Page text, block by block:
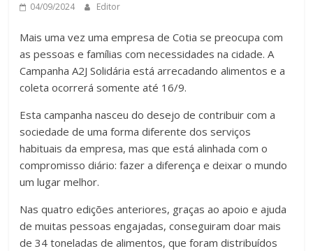
04/09/2024 Editor
Mais uma vez uma empresa de Cotia se preocupa com
as pessoas e famílias com necessidades na cidade. A
Campanha A2J Solidária está arrecadando alimentos e a
coleta ocorrerá somente até 16/9.
Esta campanha nasceu do desejo de contribuir com a
sociedade de uma forma diferente dos serviços
habituais da empresa, mas que está alinhada com o
compromisso diário: fazer a diferença e deixar o mundo
um lugar melhor.
Nas quatro edições anteriores, graças ao apoio e ajuda
de muitas pessoas engajadas, conseguiram doar mais
de 34 toneladas de alimentos, que foram distribuídos